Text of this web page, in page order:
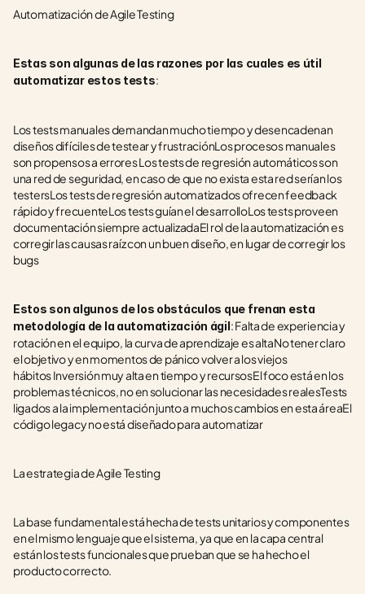
Automatización de Agile Testing
Estas son algunas de las razones por las cuales es útil
automatizar estos tests:
Los tests manuales demandan mucho tiempo y desencadenan
diseños difíciles de testear y frustraciónLos procesos manuales
son propensos a errores Los tests de regresión automáticos son
una red de seguridad, en caso de que no exista esta red serían los
testersLos tests de regresión automatizados ofrecen feedback
rápido y frecuenteLos tests guían el desarrolloLos tests proveen
documentación siempre actualizadaEl rol de la automatización es
corregir las causas raíz con un buen diseño, en lugar de corregir los
bugs
Estos son algunos de los obstáculos que frenan esta
metodología de la automatización ágil: Falta de experiencia y
rotación en el equipo, la curva de aprendizaje es altaNo tener claro
el objetivo y en momentos de pánico volver a los viejos
hábitos Inversión muy alta en tiempo y recursosEl foco está en los
problemas técnicos, no en solucionar las necesidades realesTests
ligados a la implementación junto a muchos cambios en esta áreaEl
código legacy no está diseñado para automatizar
La estrategia de Agile Testing
La base fundamental está hecha de tests unitarios y componentes
en el mismo lenguaje que el sistema, ya que en la capa central
están los tests funcionales que prueban que se ha hecho el
producto correcto.